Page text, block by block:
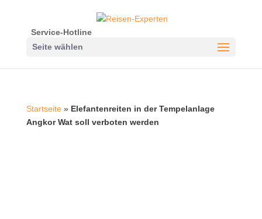
Service-Hotline
Seite wählen
Startseite» Elefantenreiten in der Tempelanlage
Angkor Wat soll verboten werden